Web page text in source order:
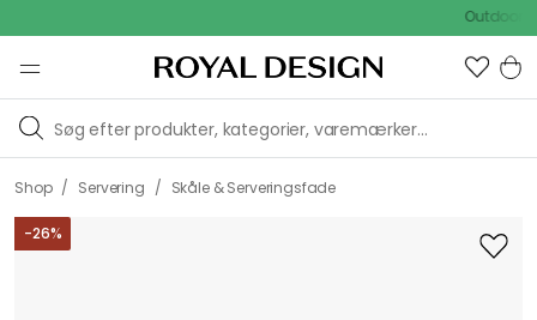
Outdoor Sale
Shop / Servering / Skåle & Serveringsfade
-26%